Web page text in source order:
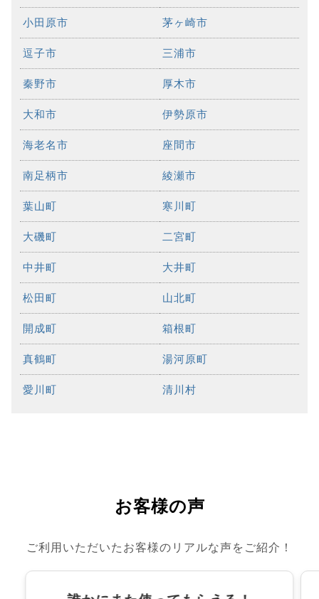
小田原市 茅ヶ崎市
逗子市 三浦市
秦野市 厚木市
大和市 伊勢原市
海老名市 座間市
南足柄市 綾瀬市
葉山町 寒川町
大磯町 二宮町
中井町 大井町
松田町 山北町
開成町 箱根町
真鶴町 湯河原町
愛川町 清川村
お客様の声
ご利用いただいたお客様のリアルな声をご紹介！